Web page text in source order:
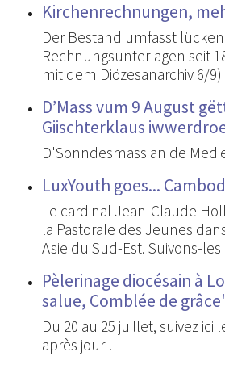
Kirchenrechnungen,
Der Bestand umfasst
Rechnungsunterlagen seit
mit dem Diözesanarchiv 6/9)
D’Mass vum 9 August
Giischterklaus
D'Sonndesmass an de
LuxYouth goes...
Le cardinal Jean-Claude
la Pastorale des Jeunes
Asie du Sud-Est. Suivons-les
Pèlerinage diocésain à
salue, Comblée de
Du 20 au 25 juillet, suivez ici
après jour !